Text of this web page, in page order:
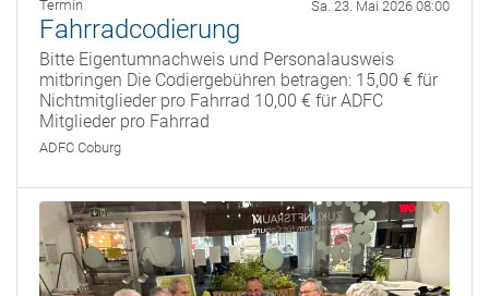
Termin Sa. 23. Mai 2026 08:00
Fahrradcodierung
Bitte Eigentumnachweis und Personalausweis
mitbringen Die Codiergebühren betragen: 15,00 € für
Nichtmitglieder pro Fahrrad 10,00 € für ADFC
Mitglieder pro Fahrrad
ADFC Coburg